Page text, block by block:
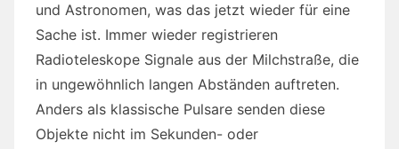
und Astronomen, was das jetzt wieder für eine
Sache ist. Immer wieder registrieren
Radioteleskope Signale aus der Milchstraße, die
in ungewöhnlich langen Abständen auftreten.
Anders als klassische Pulsare senden diese
Objekte nicht im Sekunden- oder